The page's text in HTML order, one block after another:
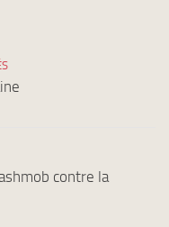
contre la